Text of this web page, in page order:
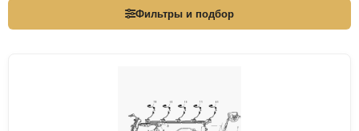
Фильтры и подбор